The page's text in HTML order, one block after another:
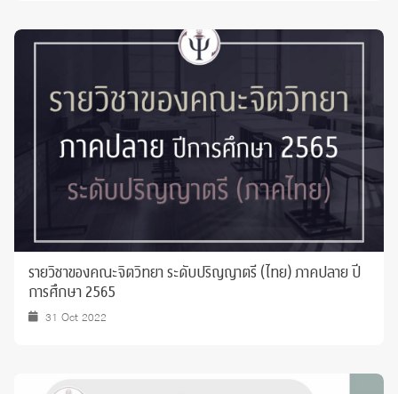
รายวิชาของคณะจิตวิทยา ระดับปริญญาตรี (ไทย) ภาคปลาย ปี
การศึกษา 2565
31 Oct 2022